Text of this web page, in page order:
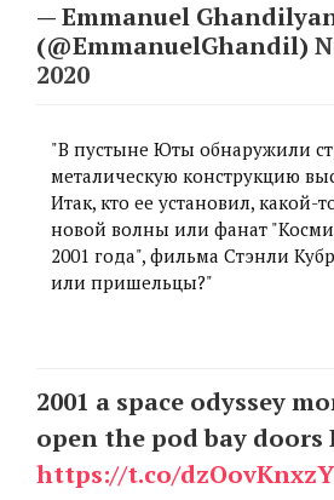
— Emmanuel
(@EmmanuelGhandil)
2020
"В пустыне Юты обнаружили
металическую конструкцию
Итак, кто ее установил, какой-
новой волны или фанат
2001 года", фильма Стэнли
или пришельцы?"
2001 a space odyssey
open the pod bay doors
https://t.co/dzOovKnxzY